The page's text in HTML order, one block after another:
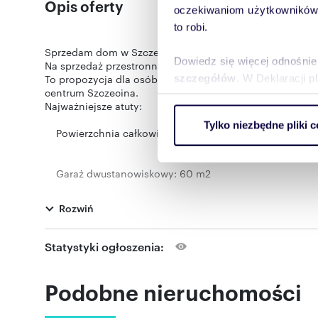
oczekiwaniom
to robi.
Dowiedz się więcej
szczegółów . W Deklaracji
ruch w naszej witrynie.
reklamowym i
uzyskanymi podczas
Tylko niezbędne pliki
Opis oferty
Sprzedam dom w Szczecinie - Gumieńce, 266 m2,
Na sprzedaż przestronny i zadbany dom jednorodzinny
To propozycja dla osób, które chcą zamieszkać w
centrum Szczecina.
Najważniejsze atuty:
Powierzchnia całkowita: 266 m2 (użytkowa 206 m2)
Garaż dwustanowiskowy: 60 m2
Działka: 536 m2
Układ pomieszczeń zapewniający wygodę dla całej
Cicha, bezpieczna okolica w otoczeniu zieleni
Rozwiń
Statystyki ogłoszenia:
Podobne nieruchomości